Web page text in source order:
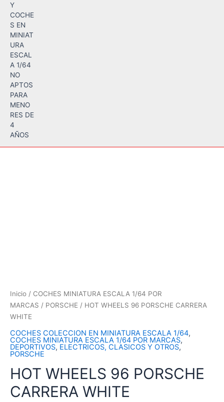
Y
COCHE
S EN
MINIAT
URA
ESCAL
A 1/64
NO
APTOS
PARA
MENO
RES DE
4
AÑOS
Inicio / COCHES MINIATURA ESCALA 1/64 POR
MARCAS / PORSCHE / HOT WHEELS 96 PORSCHE CARRERA
WHITE
COCHES COLECCION EN MINIATURA ESCALA 1/64,
COCHES MINIATURA ESCALA 1/64 POR MARCAS,
DEPORTIVOS, ELECTRICOS, CLASICOS Y OTROS,
PORSCHE
HOT WHEELS 96 PORSCHE
CARRERA WHITE